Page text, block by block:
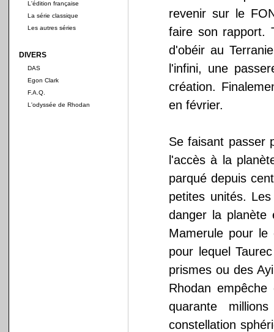
L'édition française
La série classique
Les autres séries
DIVERS
DAS
Egon Clark
F.A.Q.
L'odyssée de Rhodan
revenir sur le
faire son rapport.
d'obéir au
l'infini, une
création.
en février.
Se faisant passer
l'accès à la
parqué depuis
petites unités.
danger la planète
Mamerule pour
pour lequel
prismes ou des
Rhodan
quarante
constellation